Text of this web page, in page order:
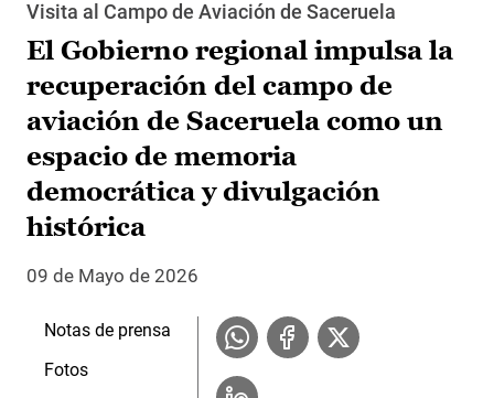
Visita al Campo de Aviación de Saceruela
El Gobierno regional impulsa la
recuperación del campo de
aviación de Saceruela como un
espacio de memoria
democrática y divulgación
histórica
09 de Mayo de 2026
Notas de prensa
Fotos